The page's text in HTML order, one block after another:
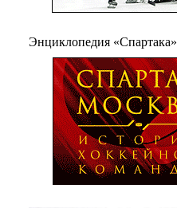
Энциклопедия «Спартака»